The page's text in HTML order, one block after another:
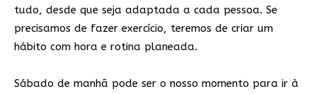
tudo, desde que seja adaptada a cada pessoa. Se
precisamos de fazer exercício, teremos de criar um
hábito com hora e rotina planeada.
Sábado de manhã pode ser o nosso momento para ir à